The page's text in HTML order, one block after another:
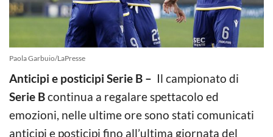
Paola Garbuio/LaPresse
Anticipi e posticipi Serie B – Il campionato di
Serie Bcontinua a regalare spettacolo ed
emozioni, nelle ultime ore sono stati comunicati
anticipi e posticipi fino all’ultima giornata del